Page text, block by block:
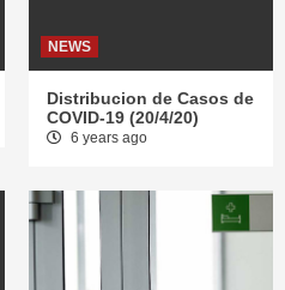
NEWS
Distribucion de Casos de
COVID-19 (20/4/20)
6 years ago